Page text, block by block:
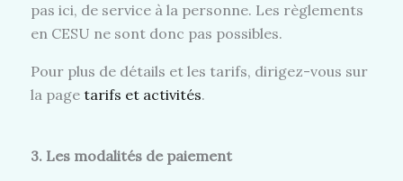
pas ici, de service à la personne. Les règlements
en CESU ne sont donc pas possibles.
Pour plus de détails et les tarifs, dirigez-vous sur
la page tarifs et activités.
3. Les modalités de paiement